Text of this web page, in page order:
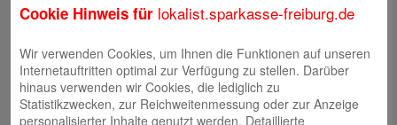
Cookie Hinweis für lokalist.sparkasse-freiburg.de
Wir verwenden Cookies, um Ihnen die Funktionen auf unseren
Internetauftritten optimal zur Verfügung zu stellen. Darüber
hinaus verwenden wir Cookies, die lediglich zu
Statistikzwecken, zur Reichweitenmessung oder zur Anzeige
personalisierter Inhalte genutzt werden. Detaillierte